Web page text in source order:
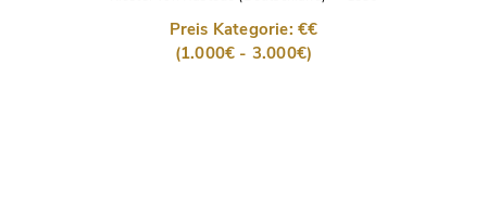
Preis Kategorie: €€
(1.000€ - 3.000€)